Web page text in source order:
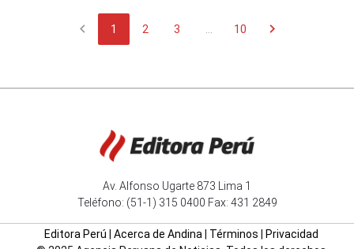
Panamericanos Lima 2027
chevron_left 1 2 3 10 chevron_right
Av. Alfonso Ugarte 873 Lima 1
Teléfono: (51-1) 315 0400 Fax: 431 2849
Editora Perú Acerca de Andina| Términos
Privacidad